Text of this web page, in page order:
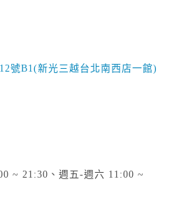
號B1(新光三越台北南西店一館)
~ 21:30、週五-週六 11:00 ~